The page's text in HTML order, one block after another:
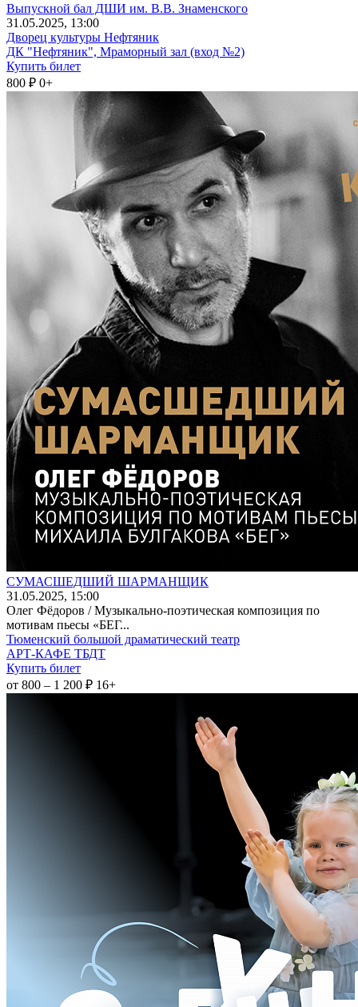
Выпускной бал ДШИ им. В.В. Знаменского
31 .05.2025, 13:00
Дворец культуры Нефтяник
ДК "Нефтяник", Мраморный зал (вход №2)
Купить билет
800 ₽ 0+
СУМАСШЕДШИЙ ШАРМАНЩИК
31 .05.2025, 15:00
Олег Фёдоров / Музыкально-поэтическая композиция по
мотивам пьесы «БЕГ...
Тюменский большой драматический театр
АРТ-КАФЕ ТБДТ
Купить билет
от 800 – 1 200 ₽ 16+